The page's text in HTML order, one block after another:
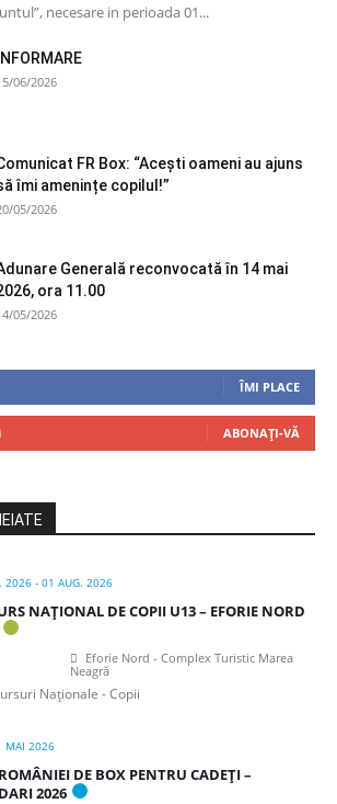
necesare in perioada 01...
INFORMARE
06/2026
FR Box: “Acești oameni au ajuns
îmi amenințe copilul!”
05/2026
Generală reconvocată în 14 mai
ora 11.00
05/2026
ÎMI PLACE
ABONAȚI-VĂ
2026 - 01 AUG. 2026
NAȚIONAL DE COPII U13 – EFORIE NORD
Eforie Nord - Complex Turistic Marea
Neagră
Naționale - Copii
MAI 2026
DE BOX PENTRU CADEȚI –
2026